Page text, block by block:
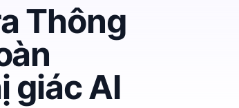
Thông
giác AI